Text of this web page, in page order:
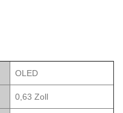
OLED
0,63 Zoll